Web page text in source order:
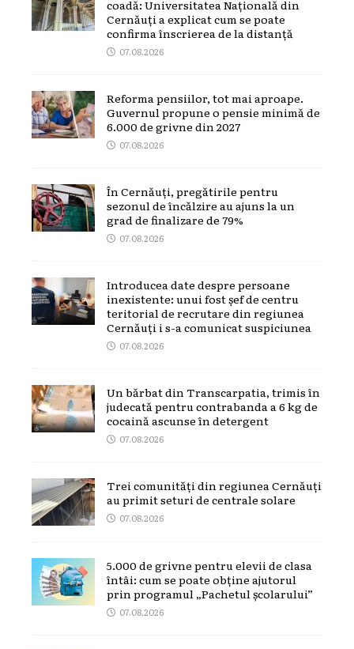
coadă: Universitatea Națională din
Cernăuți a explicat cum se poate
confirma înscrierea de la distanță
07.08.2026
Reforma pensiilor, tot mai aproape.
Guvernul propune o pensie minimă de
6.000 de grivne din 2027
07.08.2026
În Cernăuți, pregătirile pentru
sezonul de încălzire au ajuns la un
grad de finalizare de 79%
07.08.2026
Introducea date despre persoane
inexistente: unui fost șef de centru
teritorial de recrutare din regiunea
Cernăuți i s-a comunicat suspiciunea
07.08.2026
Un bărbat din Transcarpatia, trimis în
judecată pentru contrabanda a 6 kg de
cocaină ascunse în detergent
07.08.2026
Trei comunități din regiunea Cernăuți
au primit seturi de centrale solare
07.08.2026
5.000 de grivne pentru elevii de clasa
întâi: cum se poate obține ajutorul
prin programul „Pachetul școlarului”
07.08.2026